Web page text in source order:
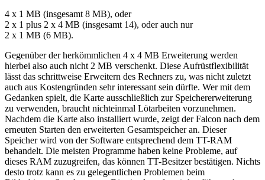
4 x 1 MB (insgesamt 8 MB), oder
2 x 1 plus 2 x 4 MB (insgesamt 14), oder auch nur
2 x 1 MB (6 MB).
Gegenüber der herkömmlichen 4 x 4 MB Erweiterung werden
hierbei also auch nicht 2 MB verschenkt. Diese Aufrüstflexibilität
lässt das schrittweise Erweitern des Rechners zu, was nicht zuletzt
auch aus Kostengründen sehr interessant sein dürfte. Wer mit dem
Gedanken spielt, die Karte ausschließlich zur Speichererweiterung
zu verwenden, braucht nichteinmal Lötarbeiten vorzunehmen.
Nachdem die Karte also installiert wurde, zeigt der Falcon nach dem
erneuten Starten den erweiterten Gesamtspeicher an. Dieser
Speicher wird von der Software entsprechend dem TT-RAM
behandelt. Die meisten Programme haben keine Probleme, auf
dieses RAM zuzugreifen, das können TT-Besitzer bestätigen. Nichts
desto trotz kann es zu gelegentlichen Problemen beim